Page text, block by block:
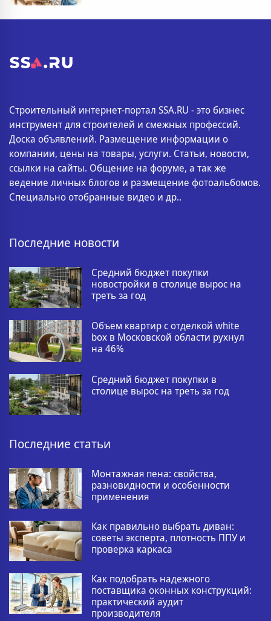
Строительный интернет-портал SSA.RU - это бизнес
инструмент для строителей и смежных профессий.
Доска объявлений. Размещение информации о
компании, цены на товары, услуги. Статьи, новости,
ссылки на сайты. Общение на форуме, а так же
ведение личных блогов и размещение фотоальбомов.
Специально отобранные видео и др..
Последние новости
Средний бюджет покупки
новостройки в столице вырос на
треть за год
Объем квартир с отделкой white
box в Московской области рухнул
на 46%
Средний бюджет покупки в
столице вырос на треть за год
Последние статьи
Монтажная пена: свойства,
разновидности и особенности
применения
Как правильно выбрать диван:
советы эксперта, плотность ППУ и
проверка каркаса
Как подобрать надежного
поставщика оконных конструкций:
практический аудит
производителя